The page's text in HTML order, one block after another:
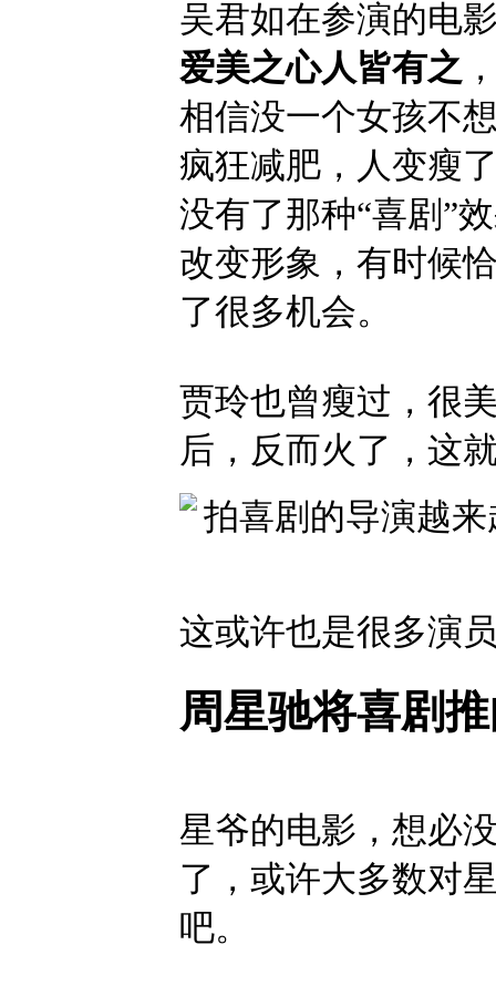
吴君如在参演的电
爱美之心人皆有之
相信没一个女孩不
疯狂减肥，人变瘦
没有了那种“喜剧”
改变形象，有时候
了很多机会。
贾玲也曾瘦过，很
后，反而火了，这
这或许也是很多演
周星驰将喜剧
星爷的电影，想必
了，或许大多数对
吧。